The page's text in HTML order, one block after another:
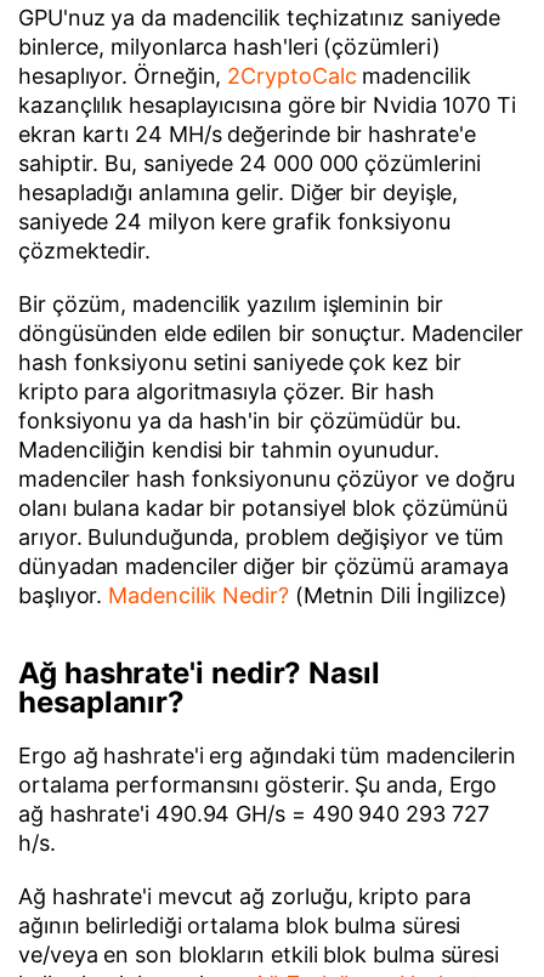
GPU'nuz ya da madencilik teçhizatınız saniyede
binlerce, milyonlarca hash'leri (çözümleri)
hesaplıyor. Örneğin, 2CryptoCalc madencilik
kazançlılık hesaplayıcısına göre bir Nvidia 1070 Ti
ekran kartı 24 MH/s değerinde bir hashrate'e
sahiptir. Bu, saniyede 24 000 000 çözümlerini
hesapladığı anlamına gelir. Diğer bir deyişle,
saniyede 24 milyon kere grafik fonksiyonu
çözmektedir.
Bir çözüm, madencilik yazılım işleminin bir
döngüsünden elde edilen bir sonuçtur. Madenciler
hash fonksiyonu setini saniyede çok kez bir
kripto para algoritmasıyla çözer. Bir hash
fonksiyonu ya da hash'in bir çözümüdür bu.
Madenciliğin kendisi bir tahmin oyunudur.
madenciler hash fonksiyonunu çözüyor ve doğru
olanı bulana kadar bir potansiyel blok çözümünü
arıyor. Bulunduğunda, problem değişiyor ve tüm
dünyadan madenciler diğer bir çözümü aramaya
başlıyor. Madencilik Nedir?(Metnin Dili İngilizce)
Ağ hashrate'i nedir? Nasıl
hesaplanır?
Ergo ağ hashrate'i erg ağındaki tüm madencilerin
ortalama performansını gösterir. Şu anda, Ergo
ağ hashrate'i 490.94 GH/s = 490 940 293 727
h/s.
Ağ hashrate'i mevcut ağ zorluğu, kripto para
ağının belirlediği ortalama blok bulma süresi
ve/veya en son blokların etkili blok bulma süresi